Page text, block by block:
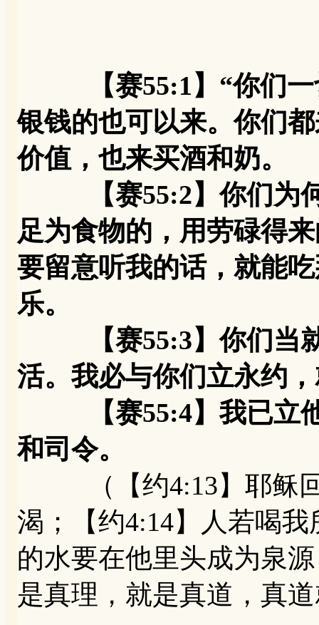
【赛55:1】“你们
银钱的也可以来。你们
价值，也来买酒和奶。
【赛55:2】你们为何
足为食物的，用劳碌得
要留意听我的话，就能
乐。
【赛55:3】你们当就
活。我必与你们立永约
【赛55:4】我已立他
和司令。
（【约4:13】耶稣回
渴；【约4:14】人若喝
的水要在他里头成为泉
是真理，就是真道，真